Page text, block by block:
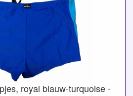
royal blauw-turquoise -